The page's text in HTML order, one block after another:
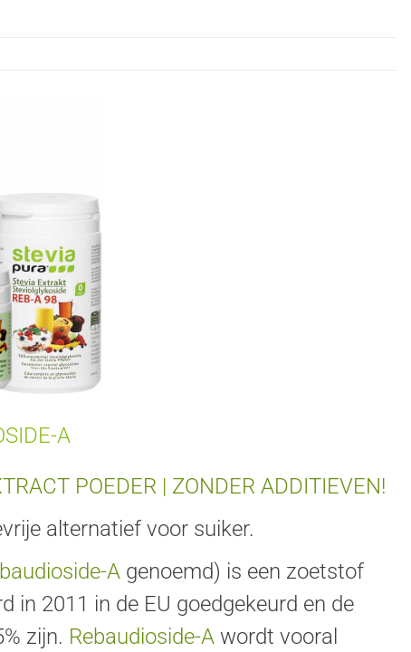
A
POEDER | ZONDER ADDITIEVEN!
alternatief voor suiker.
A genoemd) is een zoetstof
in 2011 in de EU goedgekeurd en de
zijn. Rebaudioside-A wordt vooral